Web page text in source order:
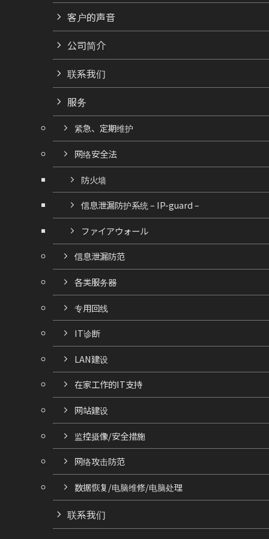
客户的声音
公司简介
联系我们
服务
紧急、定期维护
网络安全法
防火墙
信息泄漏防护系统 – IP-guard –
ファイアウォール
信息泄漏防范
各类服务器
专用回线
IT诊断
LAN建设
在家工作的IT支持
网站建设
监控摄像/安全措施
网络攻击防范
数据恢复/电脑维修/电脑处理
联系我们